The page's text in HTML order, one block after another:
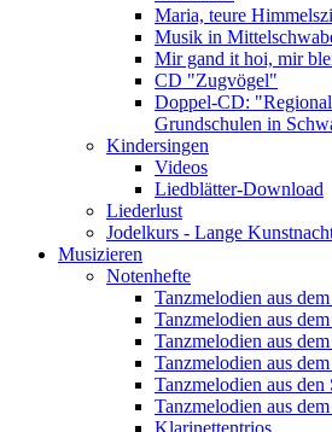
Maria, teure
Musik in
Mir gand it hoi, mir
CD "Zugvögel"
Doppel-CD:
Grundschulen in
Kindersingen
Videos
Liedblätter-Download
Liederlust
Jodelkurs - Lange
Musizieren
Notenhefte
Tanzmelodien aus
Tanzmelodien aus
Tanzmelodien aus
Tanzmelodien aus
Tanzmelodien aus den
Tanzmelodien aus
Klarinettentrios